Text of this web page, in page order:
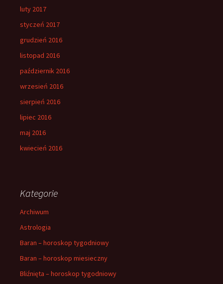
luty 2017
styczeń 2017
grudzień 2016
listopad 2016
październik 2016
wrzesień 2016
sierpień 2016
lipiec 2016
maj 2016
kwiecień 2016
Kategorie
Archiwum
Astrologia
Baran – horoskop tygodniowy
Baran – horoskop miesieczny
Bliźnięta – horoskop tygodniowy